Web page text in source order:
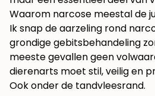
Waarom narcose meestal de
Ik snap de aarzeling rond
grondige gebitsbehandeling
meeste gevallen geen
dierenarts moet stil, veilig en
Ook onder de tandvleesrand.